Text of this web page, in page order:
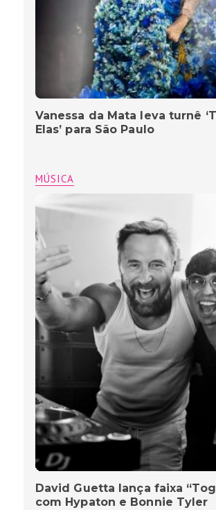
Vanessa da Mata leva turnê
Elas’ para São Paulo
MÚSICA
David Guetta lança faixa
com Hypaton e Bonnie Tyler